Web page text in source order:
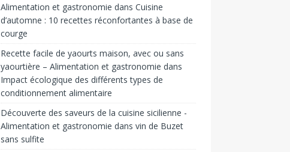
Alimentation et gastronomie dans Cuisine
d’automne : 10 recettes réconfortantes à base de
courge
Recette facile de yaourts maison, avec ou sans
yaourtière – Alimentation et gastronomie dans
Impact écologique des différents types de
conditionnement alimentaire
Découverte des saveurs de la cuisine sicilienne -
Alimentation et gastronomie dans vin de Buzet
sans sulfite